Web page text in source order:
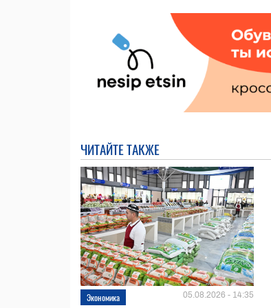
ЧИТАЙТЕ ТАКЖЕ
Экономика 05.08.2026 - 14:35